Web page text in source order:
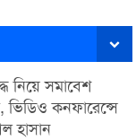
নিয়ে সমাবেশ
কনফারেন্সে
হাসান